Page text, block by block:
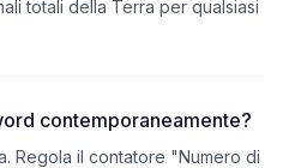
totali della Terra per qualsiasi
contemporaneamente?
Regola il contatore "Numero di